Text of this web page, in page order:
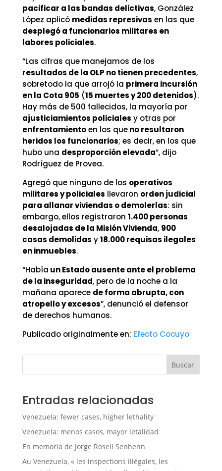
pacificar a las bandas delictivas, González
López aplicó medidas represivas en las que
desplegó a funcionarios militares en
labores policiales.
“Las cifras que manejamos de los
resultados de la OLP no tienen precedentes,
sobretodo la que arrojó la primera incursión
en la Cota 905 (15 muertes y 200 detenidos).
Hay más de 500 fallecidos, la mayoría por
ajusticiamientos policiales y otras por
enfrentamientoen los queno resultaron
heridos los funcionarios; es decir, en los que
hubo una desproporción elevada”, dijo
Rodríguez de Provea.
Agregó que ninguno de los operativos
militares y policiales llevaron orden judicial
para allanar viviendas o demolerlas: sin
embargo, ellos registraron 1.400 personas
desalojadas de la Misión Vivienda, 900
casas demolidas y18.000 requisas ilegales
en inmuebles.
“Había un Estado ausente ante el problema
de la inseguridad, pero de la noche a la
mañana aparece de forma abrupta, con
atropello y excesos”, denunció el defensor
de derechos humanos.
Publicado originalmente en: Efecto Cocuyo
Buscar
Entradas relacionadas
Venezuela: fewer cases, higher lethality
Venezuela: menos casos, mayor letalidad
En memoria de Jorge Rosell Senhenn
Au Venezuela, « les inspections illégales, les